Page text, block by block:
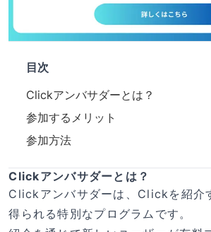
目次
Clickアンバサダーとは？
参加するメリット
参加方法
Clickアンバサダーとは？
Clickアンバサダーは、Clickを紹介
得られる特別なプログラムです。